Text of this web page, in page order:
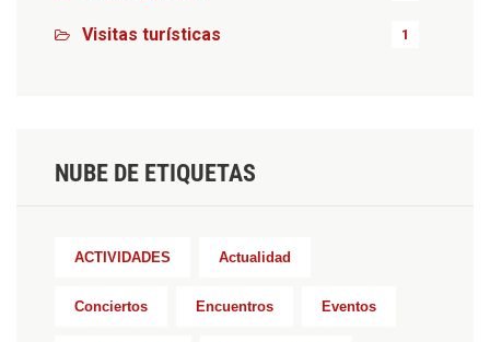
Visitas turísticas 1
NUBE DE ETIQUETAS
ACTIVIDADES Actualidad
Conciertos Encuentros Eventos